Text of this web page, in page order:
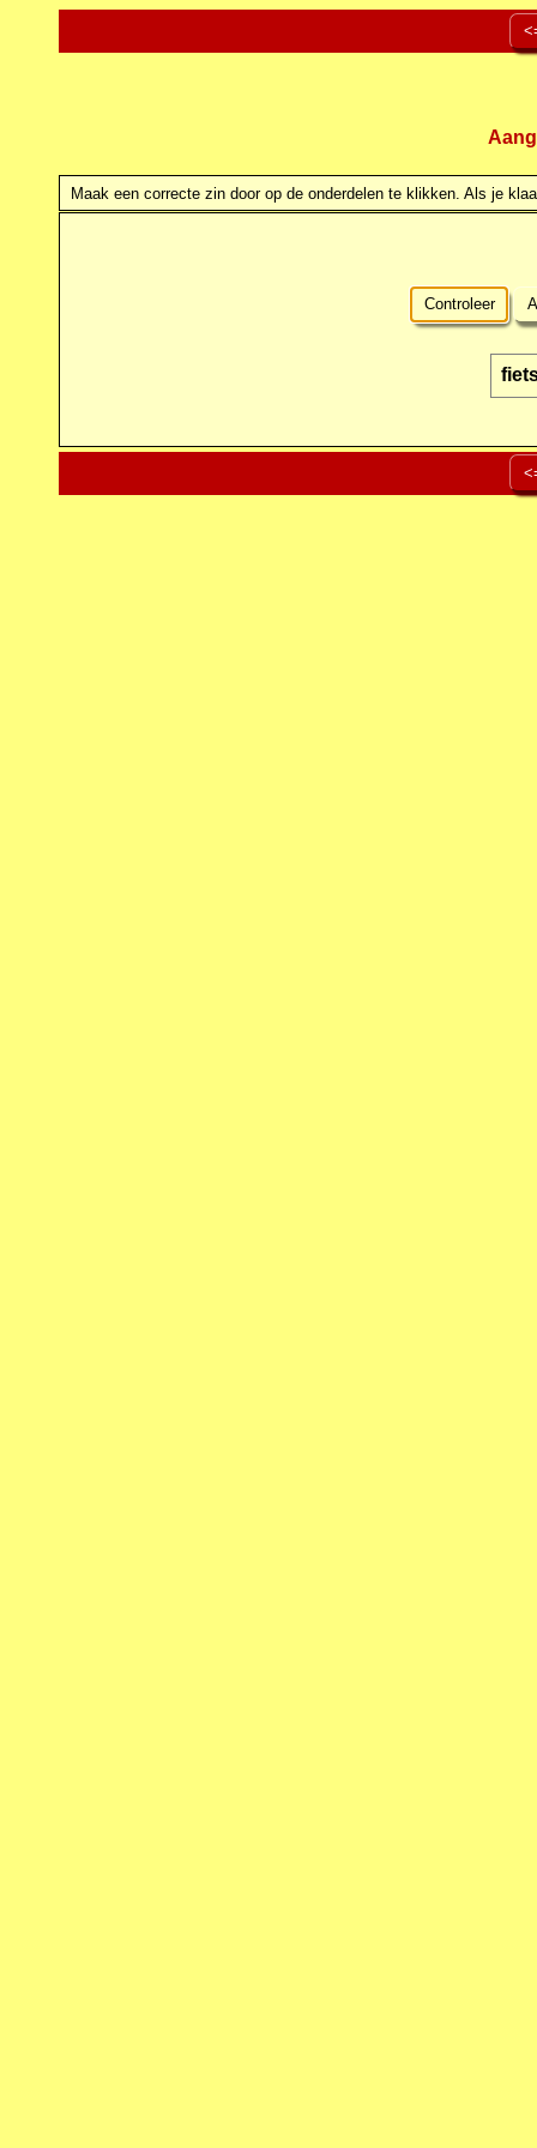
Maak een correcte zin door op de onderdelen te klikken. Als je
Controleer